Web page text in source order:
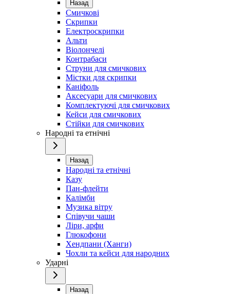
Назад
Смичкові
Скрипки
Електроскрипки
Альти
Віолончелі
Контрабаси
Струни для смичкових
Містки для скрипки
Каніфоль
Аксесуари для смичкових
Комплектуючі для смичкових
Кейси для смичкових
Стійки для смичкових
Народні та етнічні
Назад
Народні та етнічні
Казу
Пан-флейти
Калімби
Музика вітру
Співучи чаши
Ліри, арфи
Глюкофони
Хендпани (Ханги)
Чохли та кейси для народних
Ударні
Назад